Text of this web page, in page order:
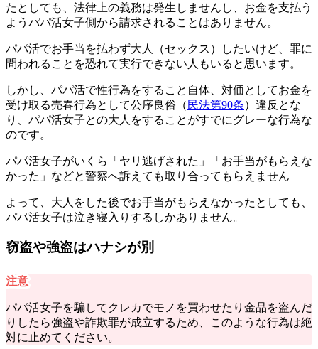
たとしても、法律上の義務は発生しませんし、お金を支払う
ようパパ活女子側から請求されることはありません。
パパ活でお手当を払わず大人（セックス）したいけど、罪に
問われることを恐れて実行できない人もいると思います。
しかし、パパ活で性行為をすること自体、対価としてお金を
受け取る売春行為として公序良俗（ 民法第90条）違反とな
り、 パパ活女子との大人をすることがすでにグレーな行為な
のです。
パパ活女子がいくら「ヤリ逃げされた」「お手当がもらえな
かった」などと警察へ訴えても取り合ってもらえません
よって、大人をした後でお手当がもらえなかったとしても、
パパ活女子は泣き寝入りするしかありません。
窃盗や強盗はハナシが別
注意
パパ活女子を騙してクレカでモノを買わせたり金品を盗んだ
りしたら強盗や詐欺罪が成立するため、このような行為は絶
対に止めてください。